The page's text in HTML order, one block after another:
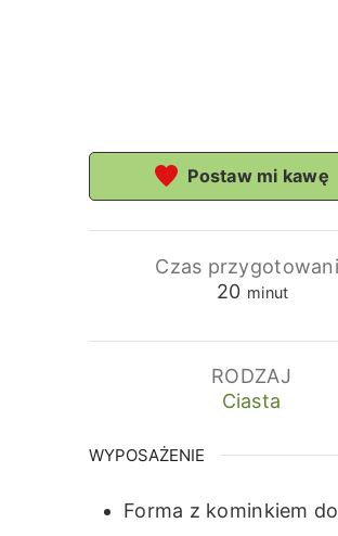
Postaw mi kawę
Czas
20minuty
minut
RODZAJ
Ciasta
WYPOSAŻENIE
Forma z kominkiem